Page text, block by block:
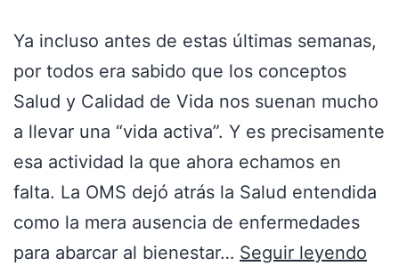
Ya incluso antes de estas últimas semanas,
por todos era sabido que los conceptos
Salud y Calidad de Vida nos suenan mucho
a llevar una “vida activa”. Y es precisamente
esa actividad la que ahora echamos en
falta. La OMS dejó atrás la Salud entendida
como la mera ausencia de enfermedades
para abarcar al bienestar… Seguir leyendo